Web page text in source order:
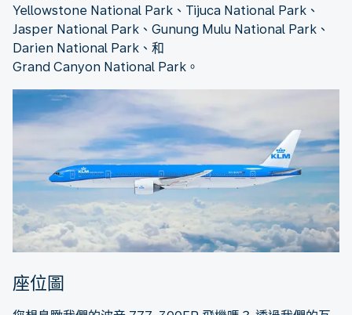
Yellowstone National Park、Tijuca National Park、
Jasper National Park、Gunung Mulu National Park、
Darien National Park、和
Grand Canyon National Park。
座位圖